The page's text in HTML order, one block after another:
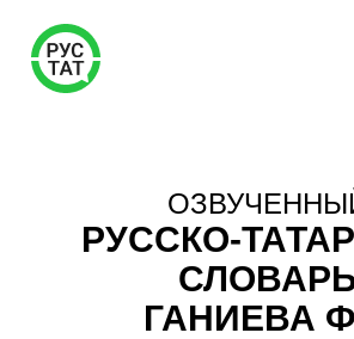
РУССКО-
ГАНИЕВА